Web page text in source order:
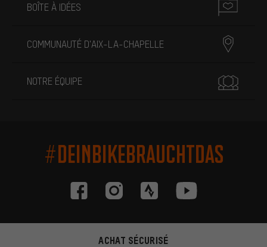
BOÎTE À IDÉES
COMMUNAUTÉ D'AIX-LA-CHAPELLE
NOTRE ÉQUIPE
#DEINBIKEBRAUCHTDAS
ACHAT SÉCURISÉ